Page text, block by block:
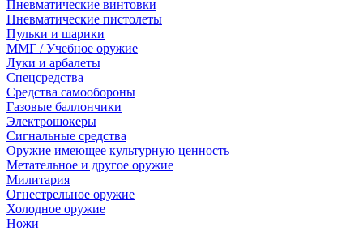
Пневматические винтовки
Пневматические пистолеты
Пульки и шарики
ММГ / Учебное оружие
Луки и арбалеты
Спецсредства
Средства самообороны
Газовые баллончики
Электрошокеры
Сигнальные средства
Оружие имеющее культурную ценность
Метательное и другое оружие
Милитария
Огнестрельное оружие
Холодное оружие
Ножи